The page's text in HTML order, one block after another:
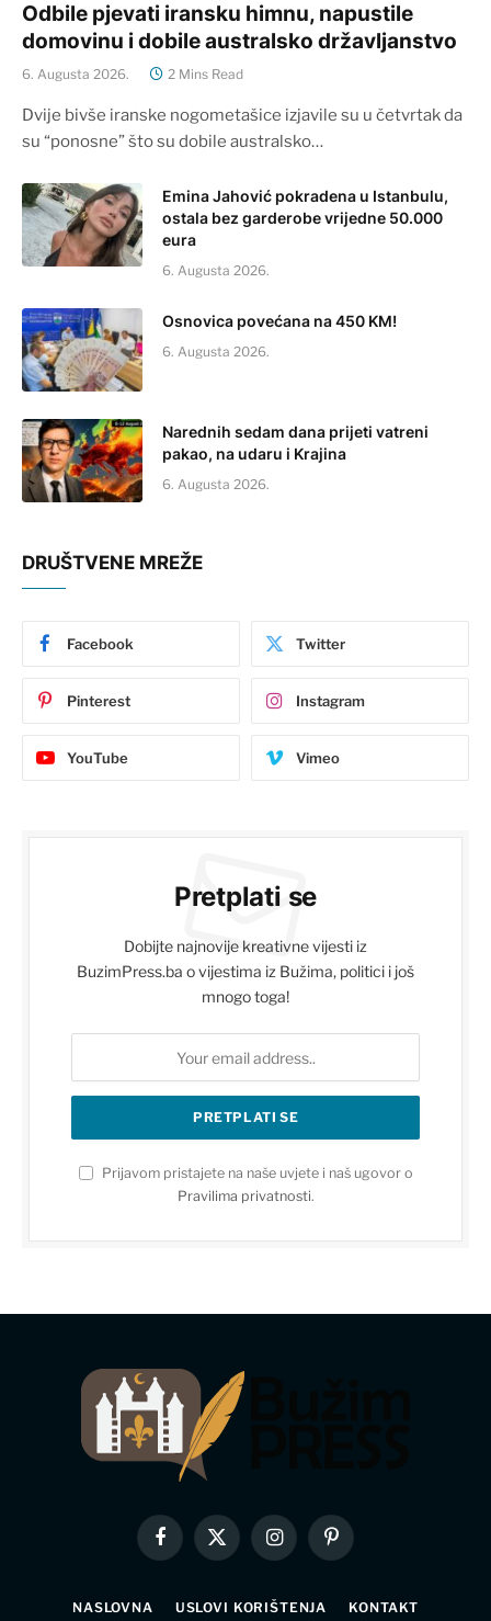
Odbile pjevati iransku himnu, napustile
domovinu i dobile australsko državljanstvo
6. Augusta 2026. 2 Mins Read
Dvije bivše iranske nogometašice izjavile su u četvrtak da
su “ponosne” što su dobile australsko…
Emina Jahović pokradena u Istanbulu,
ostala bez garderobe vrijedne 50.000
eura
6. Augusta 2026.
Osnovica povećana na 450 KM!
6. Augusta 2026.
Narednih sedam dana prijeti vatreni
pakao, na udaru i Krajina
6. Augusta 2026.
DRUŠTVENE MREŽE
Facebook Twitter
Pinterest Instagram
YouTube Vimeo
Pretplati se
Dobijte najnovije kreativne vijesti iz
BuzimPress.ba o vijestima iz Bužima, politici i još
mnogo toga!
Prijavom pristajete na naše uvjete i naš ugovor o
Pravilima privatnosti.
Facebook
X
(Twitter)
InstagramPinterest
NASLOVNA USLOVI KORIŠTENJA KONTAKT